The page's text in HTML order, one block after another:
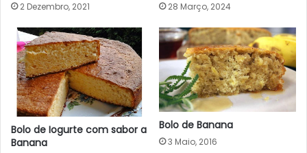
2 Dezembro, 2021 28 Março, 2024
Bolo de Iogurte com sabor a
Banana
Bolo de Banana
3 Maio, 2016